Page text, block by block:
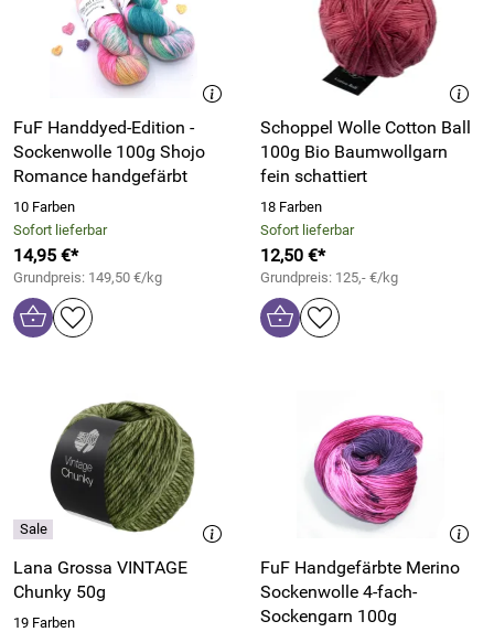
FuF Handdyed-Edition -
Sockenwolle 100g Shojo
Romance handgefärbt
10 Farben
Sofort lieferbar
14,95 €*
Grundpreis: 149,50 €/kg
Schoppel Wolle Cotton Ball
100g Bio Baumwollgarn
fein schattiert
18 Farben
Sofort lieferbar
12,50 €*
Grundpreis: 125,- €/kg
Lana Grossa VINTAGE
Chunky 50g
19 Farben
FuF Handgefärbte Merino
Sockenwolle 4-fach-
Sockengarn 100g